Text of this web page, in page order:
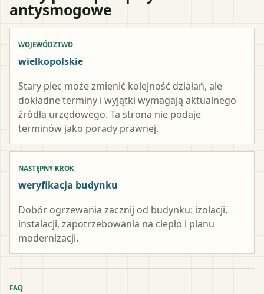
antysmogowe
WOJEWÓDZTWO
wielkopolskie
Stary piec może zmienić kolejność działań, ale
dokładne terminy i wyjątki wymagają aktualnego
źródła urzędowego. Ta strona nie podaje
terminów jako porady prawnej.
NASTĘPNY KROK
weryfikacja budynku
Dobór ogrzewania zacznij od budynku: izolacji,
instalacji, zapotrzebowania na ciepło i planu
modernizacji.
FAQ